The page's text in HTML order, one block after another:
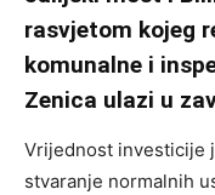
rasvjetom kojeg
komunalne i
Zenica ulazi u
Vrijednost investicije
stvaranje normalnih